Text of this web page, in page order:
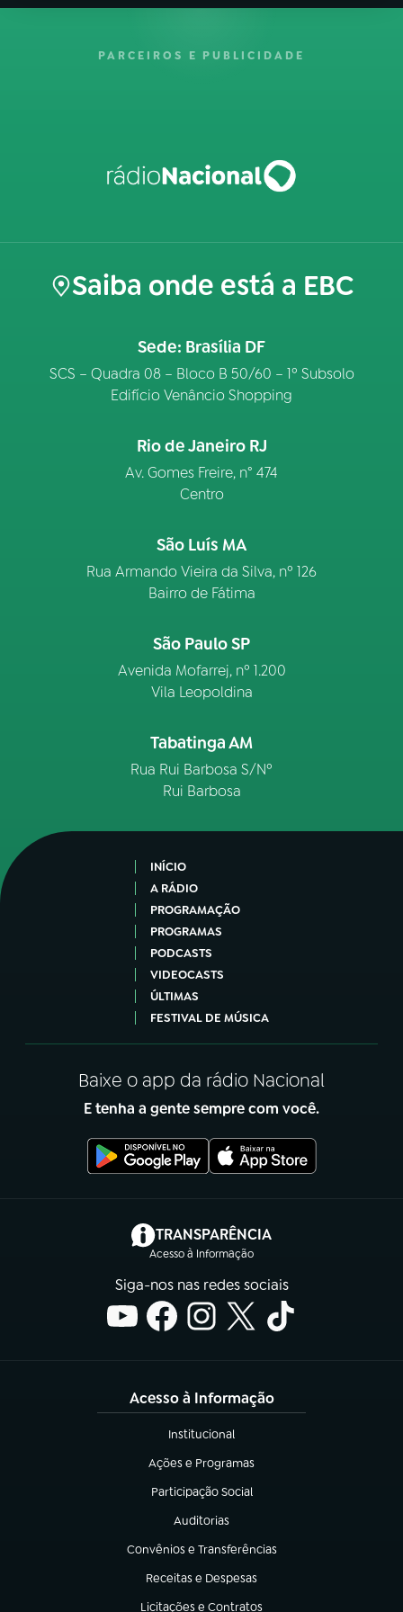
PARCEIROS E PUBLICIDADE
Saiba onde está a EBC
Sede: Brasília DF
SCS – Quadra 08 – Bloco B 50/60 – 1º Subsolo
Edifício Venâncio Shopping
Rio de Janeiro RJ
Av. Gomes Freire, n° 474
Centro
São Luís MA
Rua Armando Vieira da Silva, nº 126
Bairro de Fátima
São Paulo SP
Avenida Mofarrej, nº 1.200
Vila Leopoldina
Tabatinga AM
Rua Rui Barbosa S/Nº
Rui Barbosa
INÍCIO
A RÁDIO
PROGRAMAÇÃO
PROGRAMAS
PODCASTS
VIDEOCASTS
ÚLTIMAS
FESTIVAL DE MÚSICA
Baixe o app da rádio Nacional
E tenha a gente sempre com você.
TRANSPARÊNCIA
Acesso à Informação
(abre em nova aba)
Siga-nos nas redes sociais
Acesso à Informação
Institucional
(abre em nova aba)
Ações e Programas
(abre em nova aba)
Participação Social
(abre em nova aba)
Auditorias
(abre em nova aba)
Convênios e Transferências
(abre em nova aba)
Receitas e Despesas
(abre em nova aba)
Licitações e Contratos